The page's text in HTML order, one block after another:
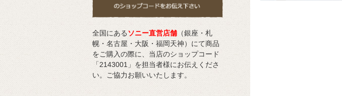
全国にあるソニー直営店舗 （銀座・札
幌・名古屋・大阪・福岡天神）にて商品
をご購入の際に、当店のショップコード
「2143001」を担当者様にお伝えくださ
い。ご協力お願いいたします。